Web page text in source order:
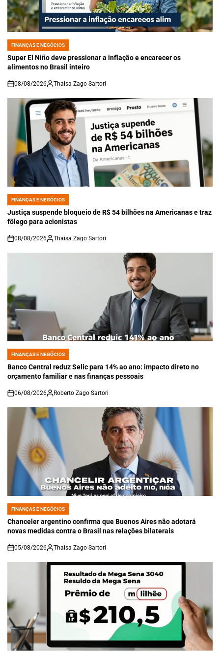
POSTED
IN
FINANÇAS E NEGÓCIOS
Super El Niño deve pressionar a inflação e encarecer os
alimentos no Brasil inteiro
on
08/08/2026 Thaisa Zago Sartori
POSTED
IN
FINANÇAS E NEGÓCIOS
Justiça suspende bloqueio de R$ 54 bilhões na Americanas e traz
fôlego para acionistas
on
08/08/2026 Thaisa Zago Sartori
POSTED
IN
FINANÇAS E NEGÓCIOS
Banco Central reduz Selic para 14% ao ano: impacto direto no
orçamento familiar e nas finanças pessoais
on
06/08/2026 Roberto Zago Sartori
POSTED
IN
FINANÇAS E NEGÓCIOS
Chanceler argentino confirma que Buenos Aires não adotará
novas medidas contra o Brasil nas relações bilaterais
on
05/08/2026 Thaisa Zago Sartori